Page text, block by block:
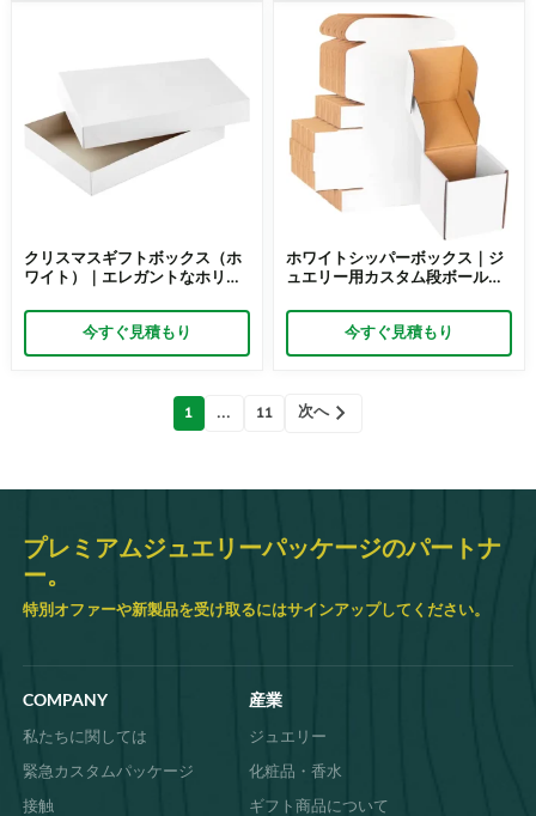
クリスマスギフトボックス（ホ
ワイト）｜エレガントなホリデ
Richpack
今すぐ見積もり
ホワイトシッパーボックス｜ジ
ュエリー用カスタム段ボール梱
今すぐ見積もり
ゲ
シ
1 ... 11 次へ
プレミアムジュエリーパッケージのパートナ
ー。
特別オファーや新製品を受け取るにはサインアップしてください。
COMPANY
私たちに関しては
緊急カスタムパッケージ
接触
産業
ジュエリー
化粧品・香水
ギフト商品について